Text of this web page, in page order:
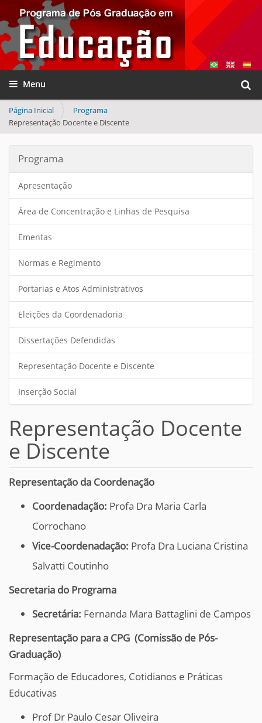
Busca
Toggle navigation
Página Inicial
Programa
Representação Docente e Discente
Programa
Apresentação
Área de Concentração e Linhas de Pesquisa
Ementas
Normas e Regimento
Portarias e Atos Administrativos
Eleições da Coordenadoria
Dissertações Defendidas
Representação Docente e Discente
Inserção Social
Representação Docente
e Discente
Representação da Coordenação
Coordenadação: Profa Dra Maria Carla
Corrochano
Vice-Coordenadação: Profa Dra Luciana Cristina
Salvatti Coutinho
Secretaria do Programa
Secretária: Fernanda Mara Battaglini de Campos
Representação para a CPG (Comissão de Pós-
Graduação)
Formação de Educadores, Cotidianos e Práticas
Educativas
Prof Dr Paulo Cesar Oliveira